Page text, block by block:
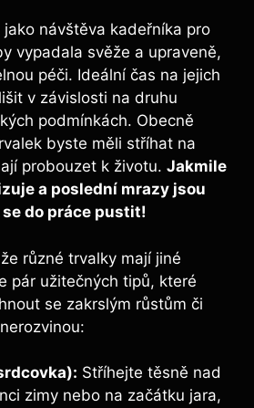
návštěva kadeřníka pro
vypadala svěže a upraveně,
péči. Ideální čas na jejich
v závislosti na druhu
podmínkách. Obecně
byste měli stříhat na
probouzet k životu. Jakmile
a poslední mrazy jsou
do práce pustit!
různé trvalky mají jiné
pár užitečných tipů, které
se zakrslým růstům či
Stříhejte těsně nad
zimy nebo na začátku jara,